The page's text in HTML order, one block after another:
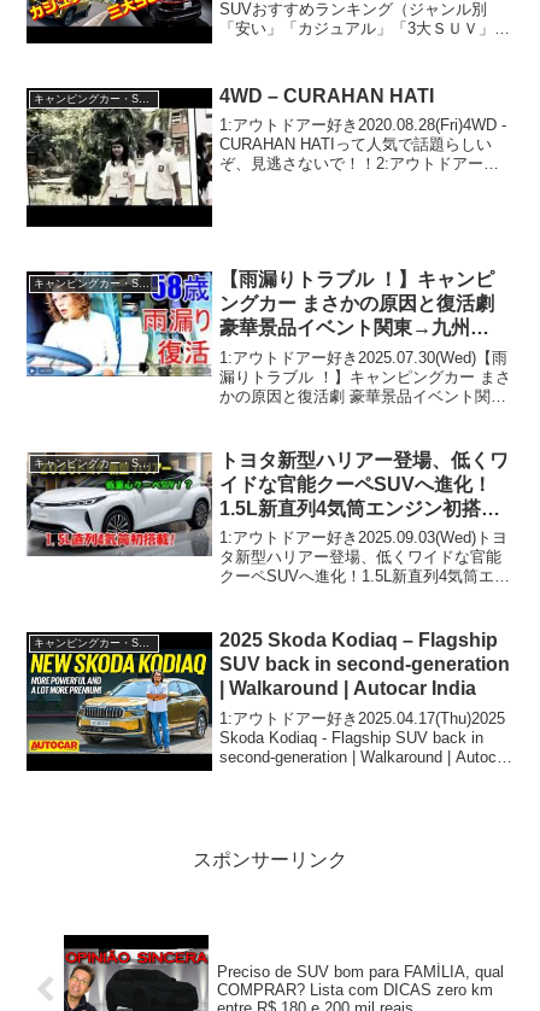
SUVおすすめランキング（ジャンル別
「安い」「カジュアル」「3大ＳＵＶ」）
2021.01.27(Wed)この動画は...
キャンピングカー・SUV人気車種 4WD – CURAHAN HATI
1:アウトドアー好き2020.08.28(Fri)4WD -
CURAHAN HATIって人気で話題らしい
ぞ、見逃さないで！！2:アウトドアー好
【雨漏りトラブル ！】キャンピ
ングカー まさかの原因と復活劇
豪華景品イベント関東→九州
1220km走行の末に…
1:アウトドアー好き2025.07.30(Wed)【雨
漏りトラブル ！】キャンピングカー まさ
かの原因と復活劇 豪華景品イベント関東
ドアー好き2025.07.3...
キャンピングカー・SUV人気車種
トヨタ新型ハリアー登場、低くワ
イドな官能クーペSUVへ進化！
1.5L新直列4気筒エンジン初搭
載！
1:アウトドアー好き2025.09.03(Wed)トヨ
タ新型ハリアー登場、低くワイドな官能
クーペSUVへ進化！1.5L新直列4気筒エン
2025.09.03(Wed)この...
キャンピングカー・SUV人気車種
2025 Skoda Kodiaq – Flagship
SUV back in second-generation
| Walkaround | Autocar India
1:アウトドアー好き2025.04.17(Thu)2025
Skoda Kodiaq - Flagship SUV back in
second-generation | Walkaround | Autocar
スポンサーリンク
Preciso de SUV bom para FAMÍLIA, qual
COMPRAR? Lista com DICAS zero km